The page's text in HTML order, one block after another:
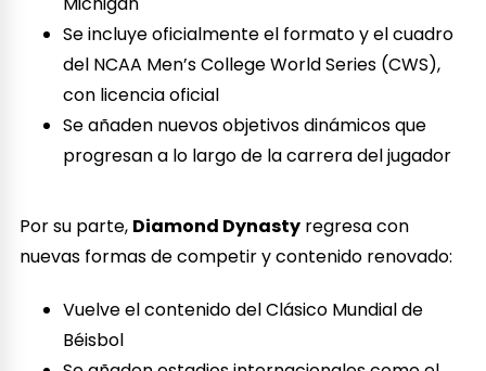
Se incluye oficialmente el formato y el cuadro
del NCAA Men’s College World Series (CWS),
con licencia oficial
Se añaden nuevos objetivos dinámicos que
progresan a lo largo de la carrera del jugador
Por su parte, Diamond Dynasty regresa con
nuevas formas de competir y contenido renovado:
Vuelve el contenido del Clásico Mundial de
Béisbol